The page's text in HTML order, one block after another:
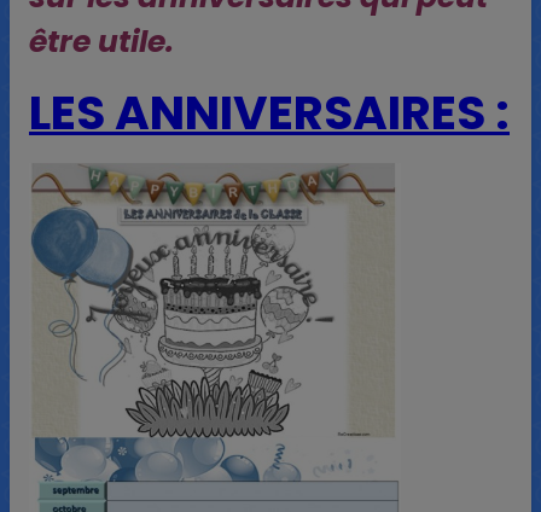
être utile.
LES ANNIVERSAIRES :